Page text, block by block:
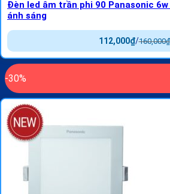
Đèn led âm trần phi 90 Panasonic 6w
ánh sáng
160,000₫
/
112,000₫
-30%